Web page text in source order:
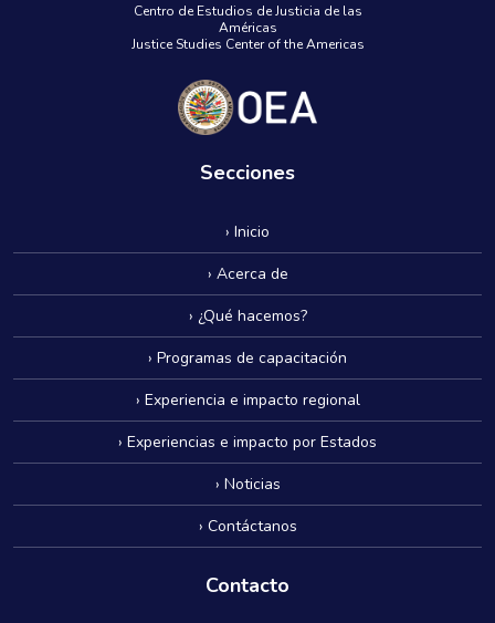
Centro de Estudios de Justicia de las
Américas
Justice Studies Center of the Americas
Secciones
› Inicio
› Acerca de
› ¿Qué hacemos?
› Programas de capacitación
› Experiencia e impacto regional
› Experiencias e impacto por Estados
› Noticias
› Contáctanos
Contacto